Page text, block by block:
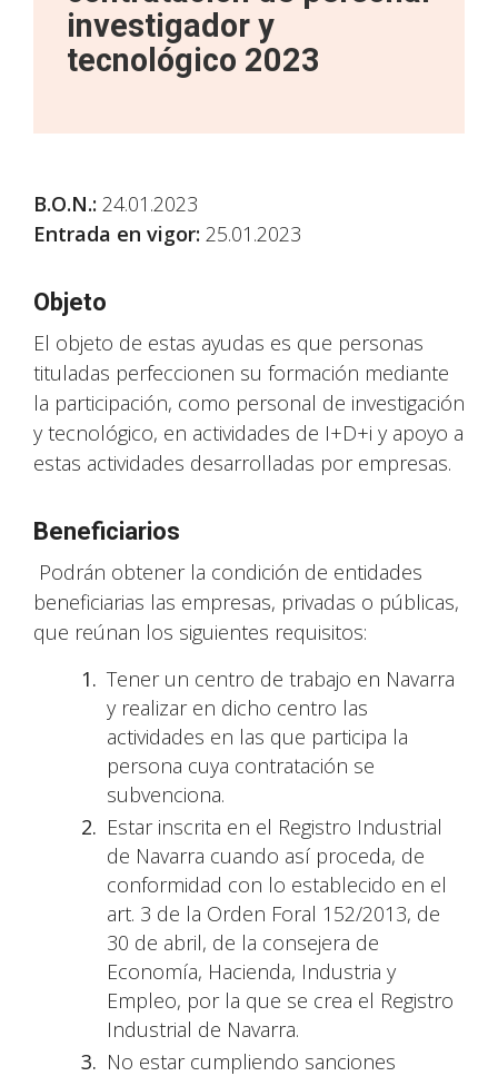
investigador y
tecnológico 2023
B.O.N.: 24.01.2023
Entrada en vigor: 25.01.2023
Objeto
El objeto de estas ayudas es que personas
tituladas perfeccionen su formación mediante
la participación, como personal de investigación
y tecnológico, en actividades de I+D+i y apoyo a
estas actividades desarrolladas por empresas.
Beneficiarios
Podrán obtener la condición de entidades
beneficiarias las empresas, privadas o públicas,
que reúnan los siguientes requisitos:
Tener un centro de trabajo en Navarra
y realizar en dicho centro las
actividades en las que participa la
persona cuya contratación se
subvenciona.
Estar inscrita en el Registro Industrial
de Navarra cuando así proceda, de
conformidad con lo establecido en el
art. 3 de la Orden Foral 152/2013, de
30 de abril, de la consejera de
Economía, Hacienda, Industria y
Empleo, por la que se crea el Registro
Industrial de Navarra.
No estar cumpliendo sanciones